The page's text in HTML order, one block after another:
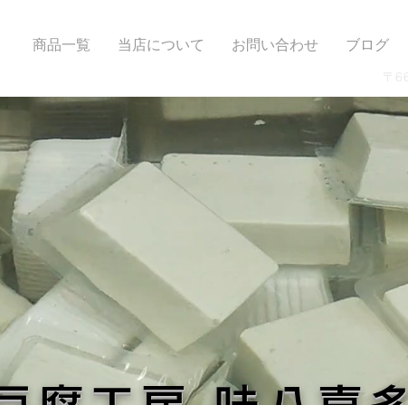
商品一覧 当店について お問い合わせ ブログ
〒